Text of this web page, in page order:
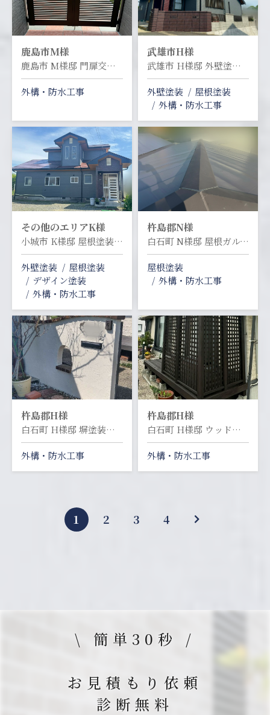
鹿島市M様
鹿島市 M様邸 門扉交換工事
外構・防水工事
武雄市H様
武雄市 H様邸 外壁塗装・屋根塗装塗り替え工事
外壁塗装
屋根塗装
外構・防水工事
その他のエリアK様
小城市 K様邸 屋根塗装・外壁デザイン塗装塗り替え工事
外壁塗装
屋根塗装
デザイン塗装
外構・防水工事
杵島郡N様
白石町 N様邸 屋根ガルバリウムカバー工事
屋根塗装
外構・防水工事
杵島郡H様
白石町 H様邸 塀塗装塗り替え工事
外構・防水工事
杵島郡H様
白石町 H様邸 ウッドデッキ塗装塗り替え工事
外構・防水工事
1 2 3 4
\ 簡単30秒 /
お見積もり依頼
診断無料